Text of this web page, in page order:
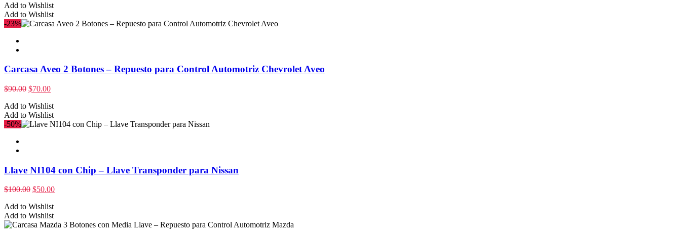
Add to Wishlist
Add to Wishlist
-23%
Carcasa Aveo 2 Botones – Repuesto para Control Automotriz Chevrolet Aveo
$90.00 $70.00
Add to Wishlist
Add to Wishlist
-50%
Llave NI104 con Chip – Llave Transponder para Nissan
$100.00 $50.00
Add to Wishlist
Add to Wishlist